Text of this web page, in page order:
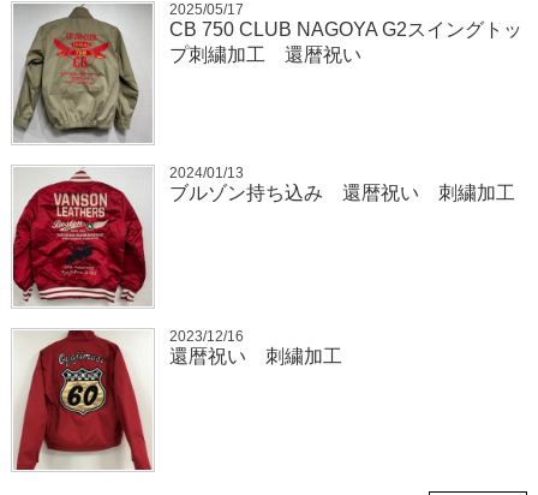
2025/05/17
CB 750 CLUB NAGOYA G2スイングトッ
プ刺繍加工 還暦祝い
2024/01/13
ブルゾン持ち込み 還暦祝い 刺繍加工
2023/12/16
還暦祝い 刺繍加工